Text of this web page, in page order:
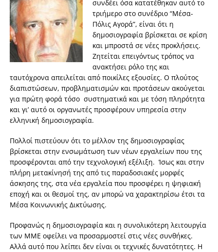
συνδέει όσα κατατέθηκαν αυτό το
τριήμερο στο συνέδριο “Μέσα-
Πόλις Αγορά”, είναι ότι η
δημοσιογραφία βρίσκεται σε κρίση
και μπροστά σε νέες προκλήσεις.
Ζητείται επειγόντως τρόπος να
ανακτήσει ρόλο της και
ταυτόχρονα απειλείται από ποικίλες εξουσίες. Ο πλούτος
διαπιστώσεων, προβληματισμών και προτάσεων ακούγεται
για πρώτη φορά τόσο συστηματικά και με τόση πληρότητα
και γι’ αυτό οι οργανωτές προσφέρουν υπηρεσία στην
ελληνική δημοσιογραφία.
Πολλοί πιστεύουν ότι το μέλλον της δημοσιογραφίας
βρίσκεται στην ενσωμάτωση των νέων εργαλείων που της
προσφέρονται από την τεχνολογική εξέλιξη. Ίσως και στην
πλήρη μετακίνησή της από τις παραδοσιακές μορφές
άσκησης της, στα νέα εργαλεία που προσφέρει η ψηφιακή
εποχή και οι θεσμοί της, αν μπορώ να χαρακτηρίσω έτσι τα
Μέσα Κοινωνικής Δικτύωσης.
Προφανώς η δημοσιογραφία και η συνολικότερη λειτουργία
των ΜΜΕ οφείλει να προσαρμοστεί στις νέες συνθήκες.
Αλλά αυτό που λείπει δεν είναι οι τεχνικές δυνατότητες. Η